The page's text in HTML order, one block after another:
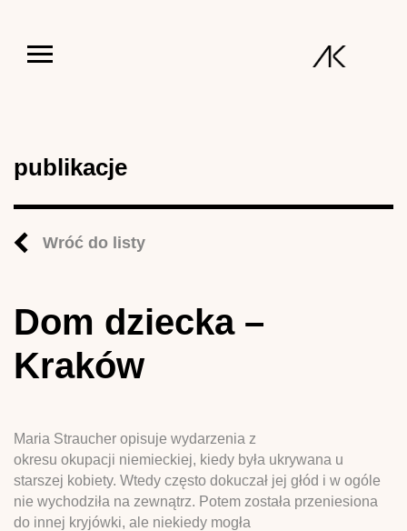
publikacje
Wróć do listy
Dom dziecka –
Kraków
Maria Straucher opisuje wydarzenia z
okresu okupacji niemieckiej, kiedy była ukrywana u
starszej kobiety. Wtedy często dokuczał jej głód i w ogóle
nie wychodziła na zewnątrz. Potem została przeniesiona
do innej kryjówki, ale niekiedy mogła